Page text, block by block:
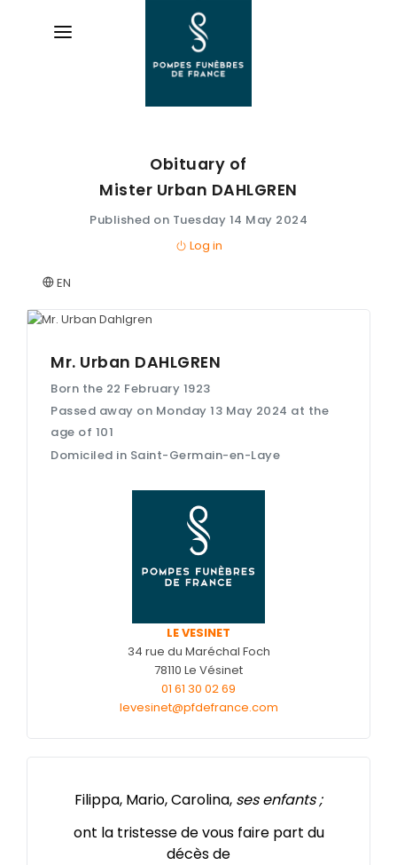
AVIS DE DÉCÈS
PRÉVOIR SES OBSÈQUES
Entretien de sépulture
Livraison de plaques
Nos capitons funéraires
Nos cercueils
Nos fleurs naturelles
Nos monuments
Services aux familles
ESPACE FAMILLE
Obituary of
Mister Urban DAHLGREN
Published on Tuesday 14 May 2024
Log in
EN
Mr. Urban DAHLGREN
Born the 22 February 1923
Passed away on Monday 13 May 2024 at the
age of 101
Domiciled in Saint-Germain-en-Laye
LE VESINET
34 rue du Maréchal Foch
78110 Le Vésinet
01 61 30 02 69
levesinet@pfdefrance.com
Filippa, Mario, Carolina, ses enfants ;
ont la tristesse de vous faire part du
décès de